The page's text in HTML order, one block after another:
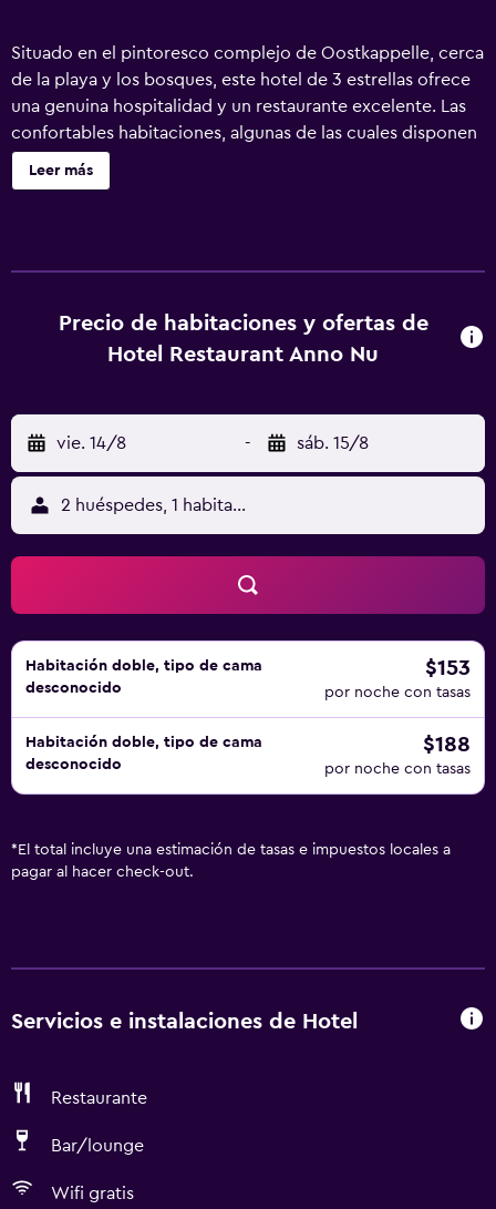
Situado en el pintoresco complejo de Oostkappelle, cerca
de la playa y los bosques, este hotel de 3 estrellas ofrece
una genuina hospitalidad y un restaurante excelente. Las
confortables habitaciones, algunas de las cuales disponen
de balcón, la acogedora cafetería y el tranquilo jardín
trasero son lugares tranquilos donde podrá relajarse y
al sur, esta zona ofrece una amplia variedad de
excursiones de un día, a poca distancia. Descubra las
histórica Brujas.
Leer más
Precio de habitaciones y ofertas de
Hotel Restaurant Anno Nu
vie. 14/8 - sáb. 15/8
2 huéspedes, 1 habitación
Habitación doble, tipo de cama
desconocido
$153
por noche con tasas
Habitación doble, tipo de cama
desconocido
$188
por noche con tasas
* El total incluye una estimación de tasas e impuestos locales a
pagar al hacer check-out.
Servicios e instalaciones de Hotel
Restaurante
Bar/lounge
Wifi gratis